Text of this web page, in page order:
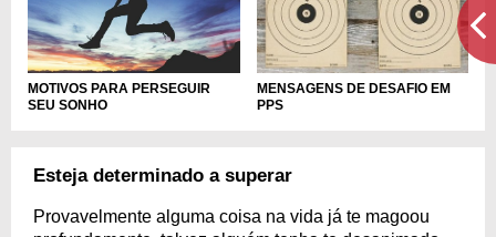
MOTIVOS PARA PERSEGUIR
SEU SONHO
MENSAGENS DE DESAFIO EM
PPS
Esteja determinado a superar
Provavelmente alguma coisa na vida já te magoou